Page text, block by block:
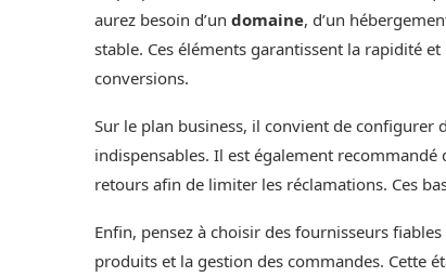
aurez besoin d’un domaine, d’un
stable. Ces éléments garantissent la rapidité
conversions.
Sur le plan business, il convient de configurer
indispensables. Il est également
retours afin de limiter les réclamations. Ces
Enfin, pensez à choisir des fournisseurs
produits et la gestion des commandes. Cette